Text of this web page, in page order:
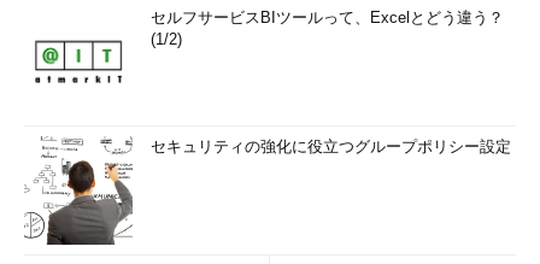
セルフサービスBIツールって、Excelとどう違う？
(1/2)
セキュリティの強化に役立つグループポリシー設定